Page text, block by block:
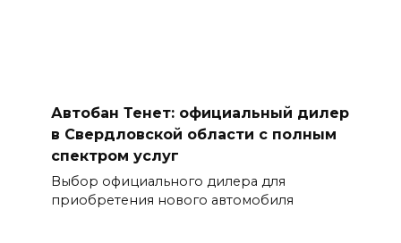
Автобан Тенет: официальный дилер
в Свердловской области с полным
спектром услуг
Выбор официального дилера для
приобретения нового автомобиля